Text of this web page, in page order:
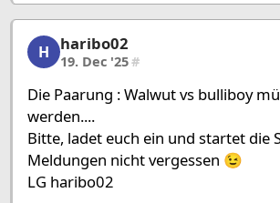
haribo02, 27/58, 19. Dec '25
H haribo02
19. Dec '25#
Die Paarung : Walwut vs bulliboy
werden....
Bitte, ladet euch ein und startet die
Meldungen nicht vergessen 😉
LG haribo02